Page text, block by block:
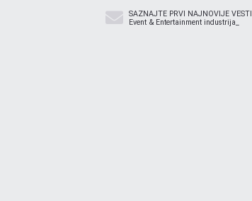
SAZNAJTE PRVI NAJNOVIJE VESTI
Event & Entertainment industrija_